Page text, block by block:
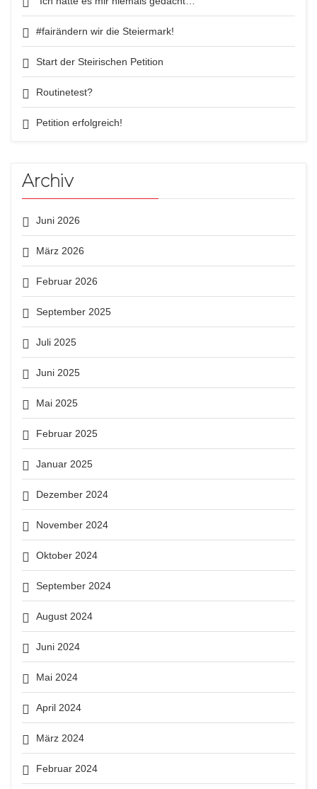
#fairändern wir die Steiermark!
Start der Steirischen Petition
Routinetest?
Petition erfolgreich!
Archiv
Juni 2026
März 2026
Februar 2026
September 2025
Juli 2025
Juni 2025
Mai 2025
Februar 2025
Januar 2025
Dezember 2024
November 2024
Oktober 2024
September 2024
August 2024
Juni 2024
Mai 2024
April 2024
März 2024
Februar 2024